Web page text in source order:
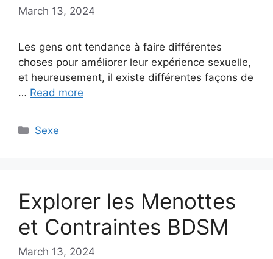
March 13, 2024
Les gens ont tendance à faire différentes
choses pour améliorer leur expérience sexuelle,
et heureusement, il existe différentes façons de
… Read more
Categories
Sexe
Explorer les Menottes
et Contraintes BDSM
March 13, 2024